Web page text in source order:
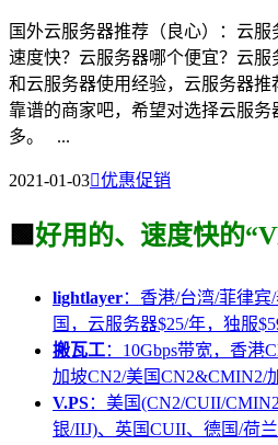
国外云服务器推荐（良心）：云
速度快？云服务器哪个便宜？云服
和云服务器使用经验，云服务器
靠谱的商家吧，希望对选择云服
多。 ...
2021-01-03优惠促销
🟩 好用的、速度快的
lightlayer：香港/台湾/菲律
国，云服务器$25/年，独服
搬瓦工：10Gbps带宽，香港
加坡CN2/美国CN2&CMIN2/
V.PS：美国(CN2/CUII/
银/IIJ)、英国CUII、德国/荷